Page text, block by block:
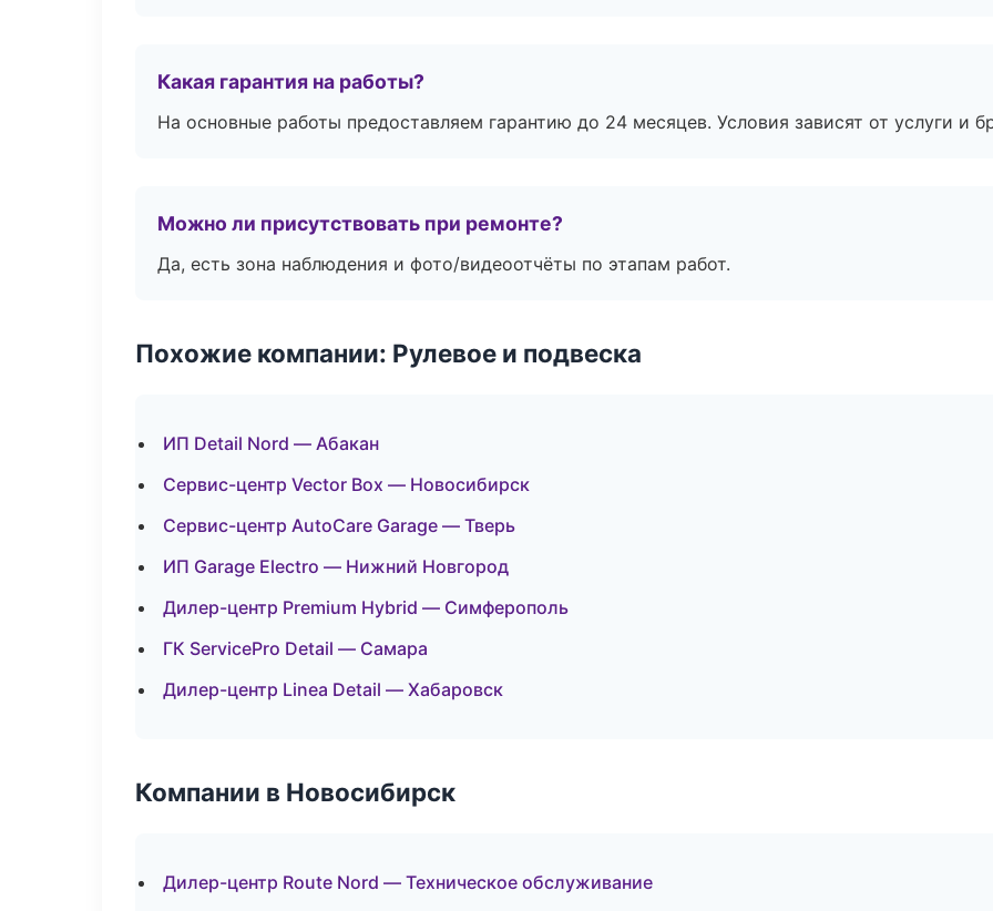
Какая гарантия на работы?
На основные работы предоставляем гарантию до 24 месяцев. Условия зависят от услуги и
Можно ли присутствовать при ремонте?
Да, есть зона наблюдения и фото/видеоотчёты по этапам работ.
Похожие компании: Рулевое и подвеска
ИП Detail Nord — Абакан
Сервис-центр Vector Box — Новосибирск
Сервис-центр AutoCare Garage — Тверь
ИП Garage Electro — Нижний Новгород
Дилер-центр Premium Hybrid — Симферополь
ГК ServicePro Detail — Самара
Дилер-центр Linea Detail — Хабаровск
Компании в Новосибирск
Дилер-центр Route Nord — Техническое обслуживание